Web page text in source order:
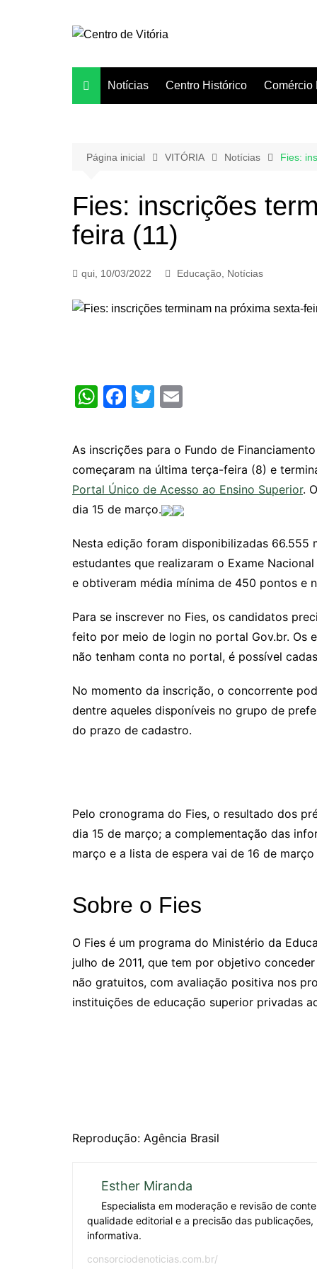
Notícias
Centro Histórico Comércio
Página inicial VITÓRIA Notícias Fies:
Fies: inscrições
feira (11)
qui, 10/03/2022 Educação Notícias
W
at
s
A
p
F
c
e
b
o
o
k
T
itt
er
ai
l
As inscrições para o Fundo de
começaram na última terça-feira (8) e
Portal Único de Acesso ao Ensino Superior.
dia 15 de março.
Nesta edição foram disponibilizadas 66.555
estudantes que realizaram o Exame
e obtiveram média mínima de 450 pontos e
Para se inscrever no Fies, os candidatos
feito por meio de login no portal Gov.br. Os
não tenham conta no portal, é possível
No momento da inscrição, o concorrente
dentre aqueles disponíveis no grupo de
do prazo de cadastro.
Pelo cronograma do Fies, o resultado dos
dia 15 de março; a complementação das
março e a lista de espera vai de 16 de
Sobre o Fies
O Fies é um programa do Ministério da
julho de 2011, que tem por objetivo
não gratuitos, com avaliação positiva nos
instituições de educação superior privadas
Reprodução: Agência Brasil
Esther Miranda
Especialista em moderação e revisão de
qualidade editorial e a precisão das
informativa.
consorciodenoticias.com.br/